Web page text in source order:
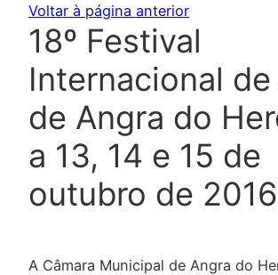
Voltar à página anterior
18º Festival
Internacional
de Angra do
a 13, 14 e 15 de
outubro de 2016
A Câmara Municipal de Angra do